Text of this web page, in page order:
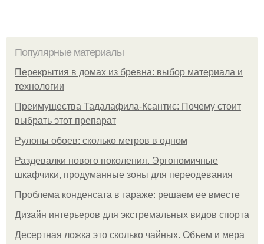
Популярные материалы
Перекрытия в домах из бревна: выбор материала и
технологии
Преимущества Тадалафила-Ксантис: Почему стоит
выбрать этот препарат
Рулоны обоев: сколько метров в одном
Раздевалки нового поколения. Эргономичные
шкафчики, продуманные зоны для переодевания
Проблема конденсата в гараже: решаем ее вместе
Дизайн интерьеров для экстремальных видов спорта
Десертная ложка это сколько чайных. Объем и мера